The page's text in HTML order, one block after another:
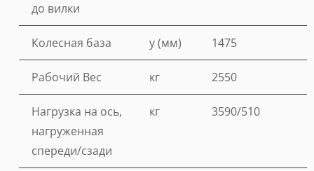
до вилки
Колесная база y (мм) 1475
Рабочий Вес кг 2550
Нагрузка на ось,
нагруженная
спереди/сзади
кг 3590/510